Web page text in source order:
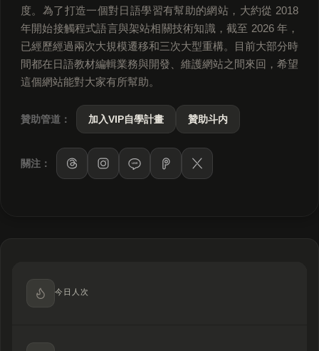
度。為了打造一個對日語學習有幫助的網站，大約從 2018
年開始接觸程式語言與架站相關技術知識，截至 2026 年，
已經歷經過兩次大規模遷移和三次大型重構。目前大部分時
間都在日語教材編輯業務與開發、維護網站之間來回，希望
這個網站能對大家有所幫助。
贊助管道： 加入VIP自學計畫 贊助斗内
關注： LINE
今日人次